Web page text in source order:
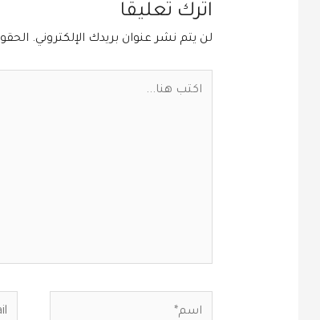
اترك تعليقًا
لن يتم نشر عنوان بريدك الإلكتروني.